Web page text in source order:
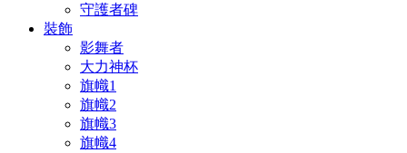
守護者碑
裝飾
影舞者
大力神杯
旗幟1
旗幟2
旗幟3
旗幟4